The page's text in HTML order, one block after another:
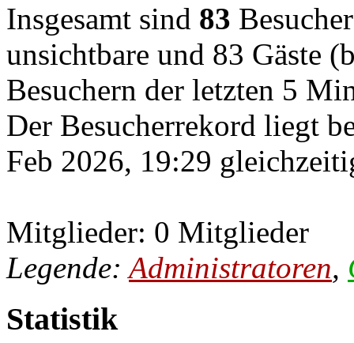
Insgesamt sind 83
unsichtbare und 83 Gäste
Besuchern der letzten 5
Der Besucherrekord liegt
Feb 2026, 19:29
Mitglieder: 0 Mitglieder
Legende:Administratoren,
Statistik